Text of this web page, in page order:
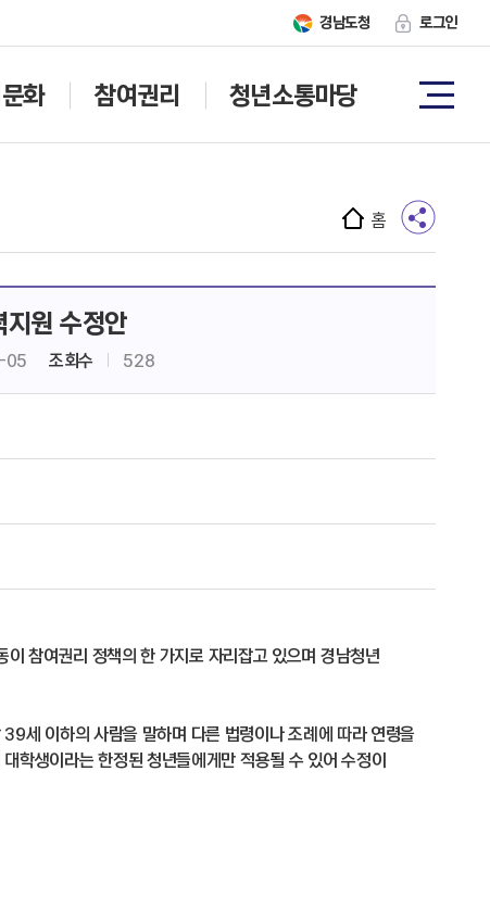
경남도청 로그인
화 참여권리 청년소통마당
홈
지원 수정안
05 조회수 528
참여권리 정책의 한 가지로 자리잡고 있으며 경남청년
세 이하의 사람을 말하며 다른 법령이나 조례에 따라 연령을
학생이라는 한정된 청년들에게만 적용될 수 있어 수정이